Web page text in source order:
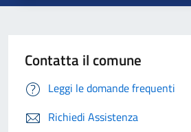
Contatta il comune
Leggi le domande frequenti
Richiedi Assistenza